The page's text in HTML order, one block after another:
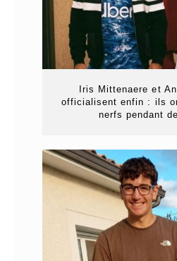
Iris Mittenaere et
officialisent enfin : ils
nerfs pendant